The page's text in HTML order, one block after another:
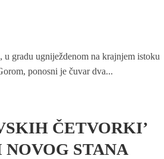
u gradu ugniježdenom na krajnjem istoku
ponosni je čuvar dva...
ČETVORKI’
STANA